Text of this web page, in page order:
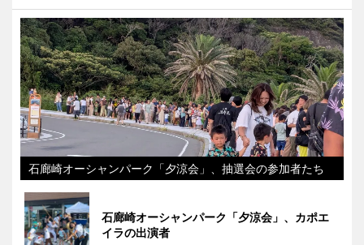
石廊崎オーシャンパーク「夕涼会」、抽選会の参加者たち
石廊崎オーシャンパーク「夕涼会」、カポエ
イラの出演者